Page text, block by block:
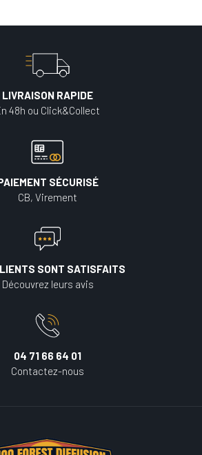
LIVRAISON RAPIDE
48h ou Click&Collect
SÉCURISÉ
CB, Virement
SONT SATISFAITS
Découvrez leurs avis
04 71 66 64 01
Contactez-nous